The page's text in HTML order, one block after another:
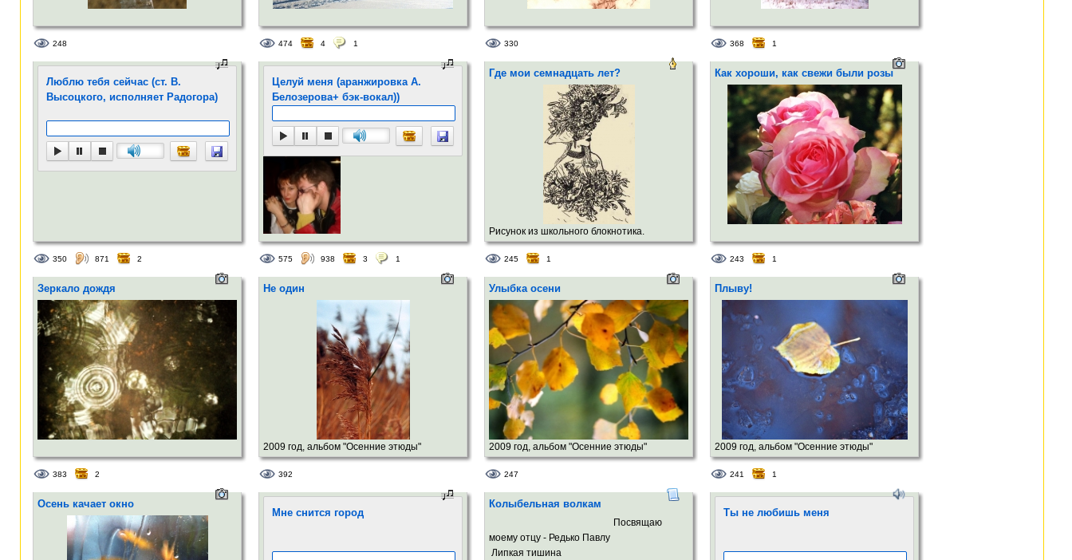
248 474 4 1 330 368 1
Люблю тебя сейчас (ст. В.
Высоцкого, исполняет Радогора)
350 871 2
Целуй меня (аранжировка А.
Белозерова+ бэк-вокал))
575 938 3 1
Где мои семнадцать лет?
Рисунок из школьного блокнотика.
245 1
Как хороши, как свежи были розы
243 1
Зеркало дождя
383 2
Не один
2009 год, альбом "Осенние этюды"
392
Улыбка осени
2009 год, альбом "Осенние этюды"
247
Плыву!
2009 год, альбом "Осенние этюды"
241 1
Осень качает окно
Мне снится город
Колыбельная волкам
Посвящаю
моему отцу - Редько Павлу
Липкая тишина
Ты не любишь меня